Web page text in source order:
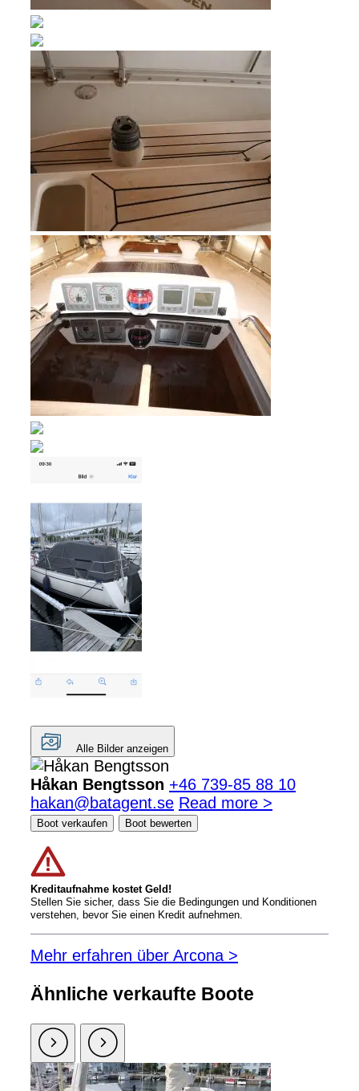
Alle Bilder anzeigen
Håkan Bengtsson +46 739-85 88 10
hakan@batagent.se Read more >
Boot verkaufen Boot bewerten
Kreditaufnahme kostet Geld!
Stellen Sie sicher, dass Sie die Bedingungen und Konditionen
verstehen, bevor Sie einen Kredit aufnehmen.
Mehr erfahren über Arcona >
Ähnliche verkaufte Boote